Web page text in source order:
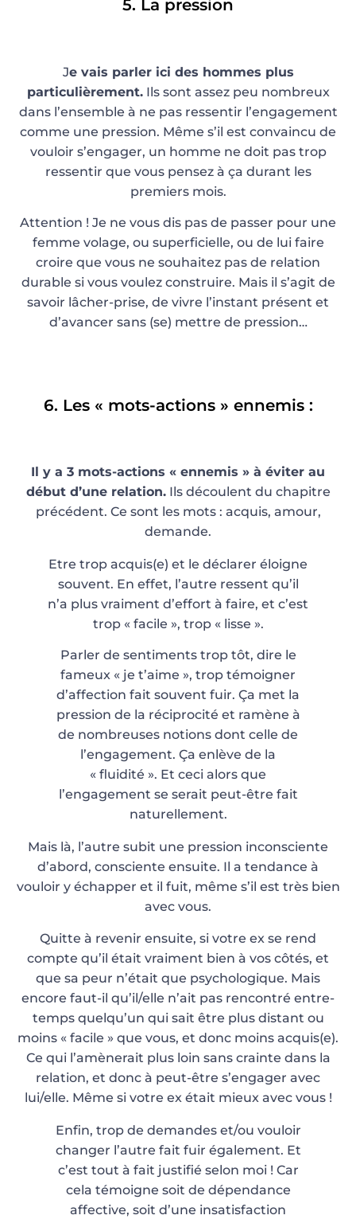
5. La pression
Je vais parler ici des hommes plus
particulièrement.Ils sont assez peu nombreux
dans l’ensemble à ne pas ressentir l’engagement
comme une pression. Même s’il est convaincu de
vouloir s’engager, un homme ne doit pas trop
ressentir que vous pensez à ça durant les
premiers mois.
Attention ! Je ne vous dis pas de passer pour une
femme volage, ou superficielle, ou de lui faire
croire que vous ne souhaitez pas de relation
durable si vous voulez construire. Mais il s’agit de
savoir lâcher-prise, de vivre l’instant présent et
d’avancer sans (se) mettre de pression…
6. Les « mots-actions » ennemis :
Il y a 3 mots-actions « ennemis » à éviter au
début d’une relation.Ils découlent du chapitre
précédent. Ce sont les mots : acquis, amour,
demande.
Etre trop acquis(e) et le déclarer éloigne
souvent. En effet, l’autre ressent qu’il
n’a plus vraiment d’effort à faire, et c’est
trop « facile », trop « lisse ».
Parler de sentiments trop tôt, dire le
fameux « je t’aime », trop témoigner
d’affection fait souvent fuir. Ça met la
pression de la réciprocité et ramène à
de nombreuses notions dont celle de
l’engagement. Ça enlève de la
« fluidité ». Et ceci alors que
l’engagement se serait peut-être fait
naturellement.
Mais là, l’autre subit une pression inconsciente
d’abord, consciente ensuite. Il a tendance à
vouloir y échapper et il fuit, même s’il est très bien
avec vous.
Quitte à revenir ensuite, si votre ex se rend
compte qu’il était vraiment bien à vos côtés, et
que sa peur n’était que psychologique. Mais
encore faut-il qu’il/elle n’ait pas rencontré entre-
temps quelqu’un qui sait être plus distant ou
moins « facile » que vous, et donc moins acquis(e).
Ce qui l’amènerait plus loin sans crainte dans la
relation, et donc à peut-être s’engager avec
lui/elle. Même si votre ex était mieux avec vous !
Enfin, trop de demandes et/ou vouloir
changer l’autre fait fuir également. Et
c’est tout à fait justifié selon moi ! Car
cela témoigne soit de dépendance
affective, soit d’une insatisfaction